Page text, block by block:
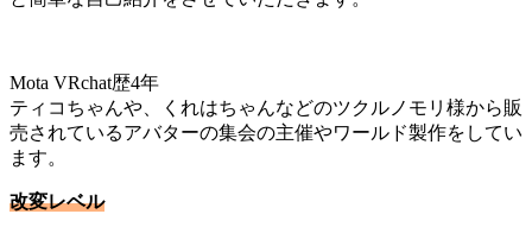
Mota VRchat歴4年
ティコちゃんや、くれはちゃんなどのツクルノモリ様から販
売されているアバターの集会の主催やワールド製作をしてい
ます。
改変レベル